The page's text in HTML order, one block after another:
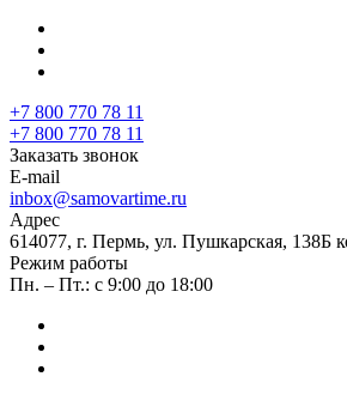
+7 800 770 78 11
+7 800 770 78 11
Заказать звонок
E-mail
inbox@samovartime.ru
Адрес
614077, г. Пермь, ул. Пушкарская, 138Б
Режим работы
Пн. – Пт.: с 9:00 до 18:00